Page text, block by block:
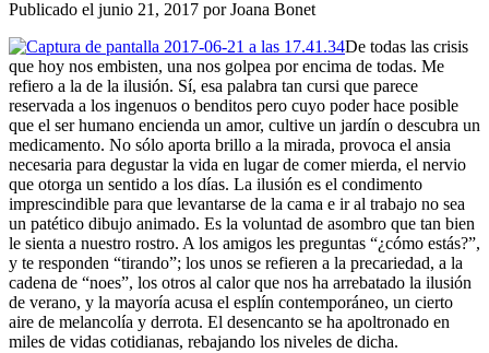
Publicado el junio 21, 2017 por Joana Bonet
De todas las crisis
que hoy nos embisten, una nos golpea por encima de todas. Me
refiero a la de la ilusión. Sí, esa palabra tan cursi que parece
reservada a los ingenuos o benditos pero cuyo poder hace posible
que el ser humano encienda un amor, cultive un jardín o descubra un
medicamento. No sólo aporta brillo a la mirada, provoca el ansia
necesaria para degustar la vida en lugar de comer mierda, el nervio
que otorga un sentido a los días. La ilusión es el condimento
imprescindible para que levantarse de la cama e ir al trabajo no sea
un patético dibujo animado. Es la voluntad de asombro que tan bien
le sienta a nuestro rostro. A los amigos les preguntas “¿cómo estás?”,
y te responden “tirando”; los unos se refieren a la precariedad, a la
cadena de “noes”, los otros al calor que nos ha arrebatado la ilusión
de verano, y la mayoría acusa el esplín contemporáneo, un cierto
aire de melancolía y derrota. El desencanto se ha apoltronado en
miles de vidas cotidianas, rebajando los niveles de dicha.